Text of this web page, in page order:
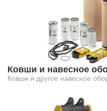
Ковши и навесное
Ковши и другое навесное